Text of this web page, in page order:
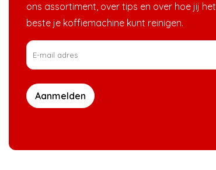
ons assortiment, over tips en over hoe jij het
beste je koffiemachine kunt reinigen.
Aanmelden